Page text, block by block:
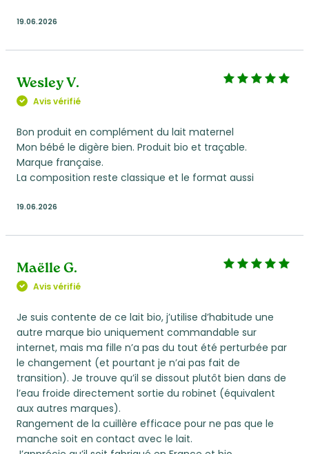
19.06.2026
Wesley V.
Avis vérifié
Bon produit en complément du lait maternel
Mon bébé le digère bien. Produit bio et traçable.
Marque française.
La composition reste classique et le format aussi
19.06.2026
Maëlle G.
Avis vérifié
Je suis contente de ce lait bio, j’utilise d’habitude une
autre marque bio uniquement commandable sur
internet, mais ma fille n’a pas du tout été perturbée par
le changement (et pourtant je n’ai pas fait de
transition). Je trouve qu’il se dissout plutôt bien dans de
l’eau froide directement sortie du robinet (équivalent
aux autres marques).
Rangement de la cuillère efficace pour ne pas que le
manche soit en contact avec le lait.